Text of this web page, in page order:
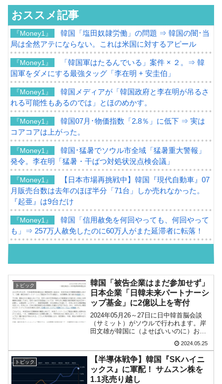
おススメ記事
『Money1』
韓国「塩田奴隷労働」の問題 ⇒ 韓国の闇･当
局は全然アテにならない。これは米国に対するアピール
『Money1』
「韓国軍はたるんでいる」案件 × ２。⇒ 韓
国軍をダメにする最強タッグ「李在明 + 安圭伯」
『Money1』
韓国メディアが「韓国政府と李在明が吊るさ
れる可能性もあるのでは」とほのめかす。
『Money1』
韓国07月･物価指数「2.8％」に低下 ⇒ 実は
コアコアは上がった。
『Money1』
韓国･猛暑でソウル市全域「猛暑重大警報」
発令。李在明「猛暑・干ばつ対処状況点検会議」
『Money1』
【日本市場再挑戦中】韓国『現代自動車』07
月販売台数は去年のほぼ半分「71台」しか売れなかった。
『起亜』は9台だけ
『Money1』
韓国「信用赦免を何回やっても、何回やって
も」⇒ 257万人赦免したのに60万人がまた延滞者に転落！
『Money1』
韓国「2026年07月の輸出入」絶好調。半導体
だけで410億ドル、輸出全体の41％もある
『Money1』
韓国･李在明「青年層の雇用状況が悪い。せ
や、若者に起業させよう」⇒ どんな雇用対策だソレ。
【韓国の外貨準備】2026年07月は4,279億ド
『Money1』
韓国「ここは北朝鮮なのか。選管がサーバー
にウソのデータを入力したのは明白だ」
トピック
韓国「被告企業はまだ参加せず」
日本企業「日韓未来パートナーシ
ップ基金」に2億以上を寄付
2024年05月26～27日に日中韓首脳会談
（サミット）がソウルで行われます。岸
田文雄が韓国に（よせばいいのに）お土
だったのですが……。あまり注目されな
かったのですが、05月24日に『一般社団
法人 日本経...
2024.05.25
トピック
【半導体戦争】韓国『SKハイニ
ックス』に軍配！ サムスン株を
1.1兆売り越し